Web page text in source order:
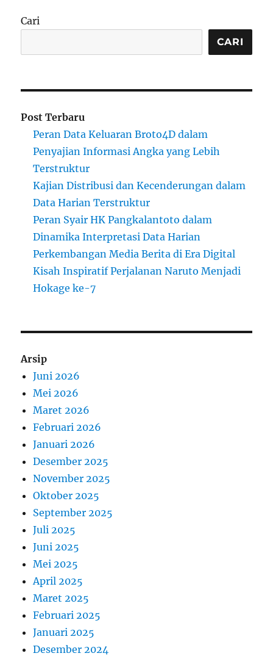
Cari
CARI
Post Terbaru
Peran Data Keluaran Broto4D dalam
Penyajian Informasi Angka yang Lebih
Terstruktur
Kajian Distribusi dan Kecenderungan dalam
Data Harian Terstruktur
Peran Syair HK Pangkalantoto dalam
Dinamika Interpretasi Data Harian
Perkembangan Media Berita di Era Digital
Kisah Inspiratif Perjalanan Naruto Menjadi
Hokage ke-7
Arsip
Juni 2026
Mei 2026
Maret 2026
Februari 2026
Januari 2026
Desember 2025
November 2025
Oktober 2025
September 2025
Juli 2025
Juni 2025
Mei 2025
April 2025
Maret 2025
Februari 2025
Januari 2025
Desember 2024